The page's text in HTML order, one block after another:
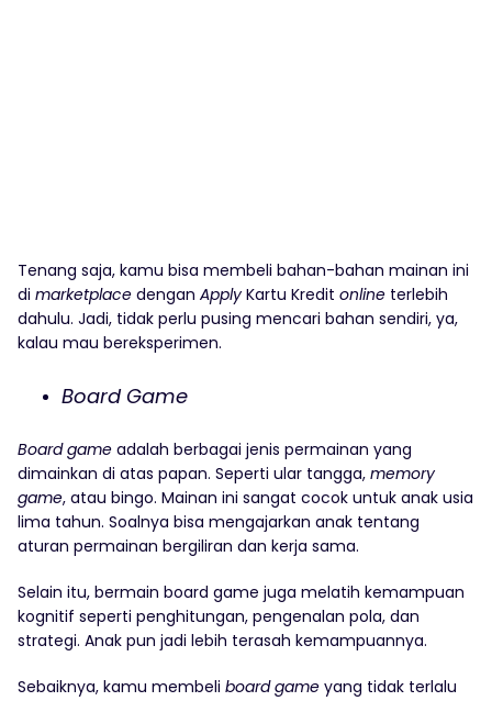
Tenang saja, kamu bisa membeli bahan-bahan mainan ini
di marketplace dengan ApplyKartu Kredit online terlebih
dahulu. Jadi, tidak perlu pusing mencari bahan sendiri, ya,
kalau mau bereksperimen.
Board Game
Board game adalah berbagai jenis permainan yang
dimainkan di atas papan. Seperti ular tangga, memory
game, atau bingo. Mainan ini sangat cocok untuk anak usia
lima tahun. Soalnya bisa mengajarkan anak tentang
aturan permainan bergiliran dan kerja sama.
Selain itu, bermain board game juga melatih kemampuan
kognitif seperti penghitungan, pengenalan pola, dan
strategi. Anak pun jadi lebih terasah kemampuannya.
Sebaiknya, kamu membeli board game yang tidak terlalu